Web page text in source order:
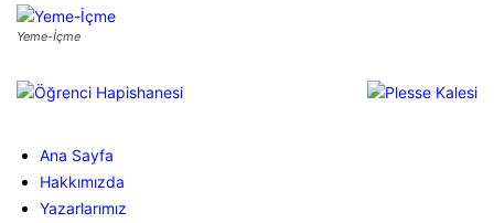
Yeme-İçme
Ana Sayfa
Hakkımızda
Yazarlarımız